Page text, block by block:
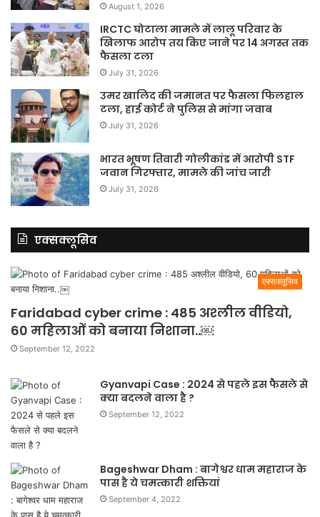
August 1, 2026
IRCTC घोटाला मामले में लालू परिवार के
खिलाफ आरोप तय किए जाने पर 14 अगस्त तक
फैसला टला
July 31, 2026
उमर खालिद की जमानत पर फैसला फिलहाल
टला, हाई कोर्ट ने पुलिस से मांगा जवाब
July 31, 2026
भारत भूषण तिवारी गोलीकांड में आरोपी STF
जवान गिरफ्तार, मामले की जांच जारी
July 31, 2026
एक्सक्लूसिव
एक्सक्लूसिव
Faridabad cyber crime : 485 अश्लील वीडियो,
60 महिलाओं को बनाया निशाना..￼
September 12, 2022
Gyanvapi Case : 2024 से पहले इस फैसले से
क्या बदलने वाला है ?
September 12, 2022
Bageshwar Dham : बागेश्वर धाम महाराज के
पास है ये चमत्कारी शक्तियां
September 4, 2022